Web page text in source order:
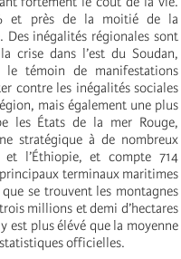
et près de la moitié de la
inégalités régionales sont
crise dans l’est du Soudan,
témoin de manifestations
contre les inégalités sociales
mais également une plus
les États de la mer Rouge,
stratégique à de nombreux
et l’Éthiopie, et compte 714
terminaux maritimes
se trouvent les montagnes
millions et demi d’hectares
est plus élévé que la moyenne
officielles.